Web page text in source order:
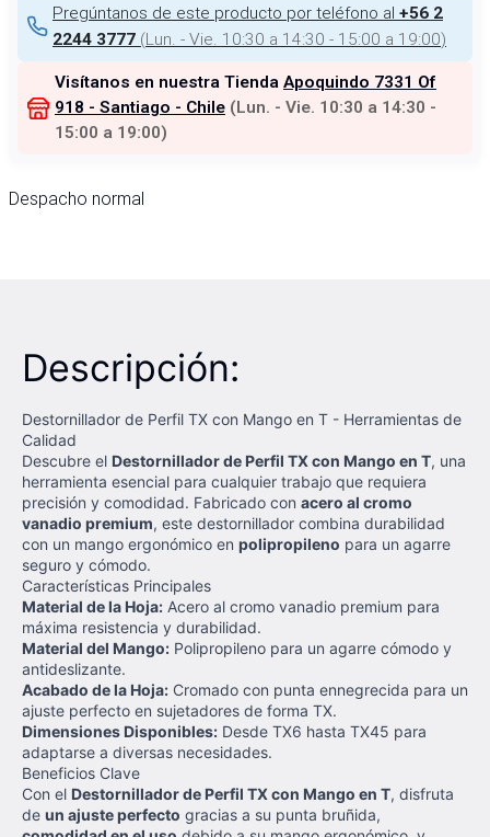
Pregúntanos de este producto por teléfono al +56 2
2244 3777 (Lun. - Vie. 10:30 a 14:30 - 15:00 a 19:00)
Visítanos en nuestra Tienda Apoquindo 7331 Of
918 - Santiago - Chile (Lun. - Vie. 10:30 a 14:30 -
15:00 a 19:00)
Despacho normal
Descripción:
Destornillador de Perfil TX con Mango en T - Herramientas de
Calidad
Descubre el Destornillador de Perfil TX con Mango en T, una
herramienta esencial para cualquier trabajo que requiera
precisión y comodidad. Fabricado con acero al cromo
vanadio premium, este destornillador combina durabilidad
con un mango ergonómico en polipropileno para un agarre
seguro y cómodo.
Características Principales
Material de la Hoja: Acero al cromo vanadio premium para
máxima resistencia y durabilidad.
Material del Mango: Polipropileno para un agarre cómodo y
antideslizante.
Acabado de la Hoja: Cromado con punta ennegrecida para un
ajuste perfecto en sujetadores de forma TX.
Dimensiones Disponibles: Desde TX6 hasta TX45 para
adaptarse a diversas necesidades.
Beneficios Clave
Con el Destornillador de Perfil TX con Mango en T, disfruta
de un ajuste perfecto gracias a su punta bruñida,